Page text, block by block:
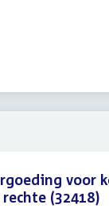
voor
(32418)